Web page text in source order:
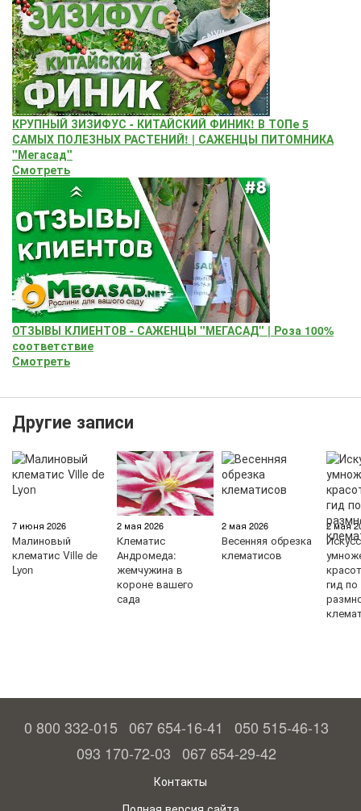
КРУПНЫЙ ЗИЗИФУС - КИТАЙСКИЙ ФИНИК! В ТОПе 5
САМЫХ ПОЛЕЗНЫХ РАСТЕНИЙ! | САЖЕНЦЫ ПИТОМНИКА
"Мегасад"
Смотреть
ОТЗЫВЫ КЛИЕНТОВ - САЖЕНЦЫ "МЕГАСАД" | Роза 100%
соответствие
Смотреть
Другие записи
7 июня 2026
Малиновый
клематис Ville de
Lyon
2 мая 2026
Клематис
Андромеда:
жемчужина в
короне вашего
сада
2 мая 2026
Весенняя обрезка
клематисов
2 мая
гид по
0 800 332-015 067 654-16-41
050 515-46-13
093 170-72-03 067 654-29-42
Контакты